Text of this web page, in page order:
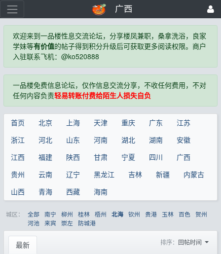
广西
欢迎来到一品楼性息交流论坛，分享楼凤兼职，桑拿洗浴，良家
学妹等有价值的帖子得到积分升级后可获取更多阅读权限。商户
入驻联系飞机：@ko520888
一品楼免费信息论坛，仅作信息交流分享，不收任何费用，不对
任何内容负责轻易转账付费给陌生人损失自负
首页 北京 上海 天津 重庆 广东
江苏
浙江
河北 山东 河南 湖北 湖南
安徽
江西
福建 陕西 甘肃 宁夏 四川
广西
贵州
云南 辽宁 黑龙江 吉林 新疆
内蒙古
山西
青海 西藏 海南
城区： 全部 南宁 柳州 桂林 梧州 北海 钦州 贵港 玉林 百色 贺州
河池 来宾 崇左 防城港
最新 排序： 回帖时间